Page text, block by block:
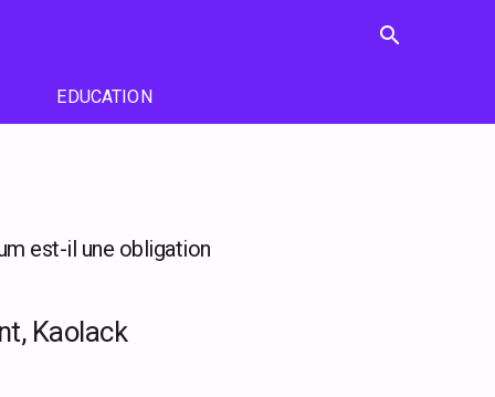
search
EDUCATION
est-il une obligation
Kaolack